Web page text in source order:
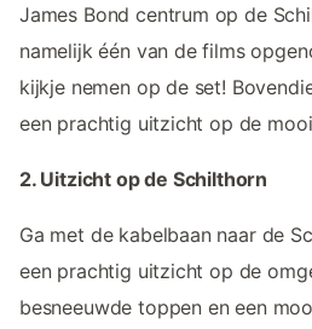
James Bond centrum op de
namelijk één van de films
kijkje nemen op de set!
een prachtig uitzicht op de
2. Uitzicht op de Schilthorn
Ga met de kabelbaan naar de
een prachtig uitzicht op de
besneeuwde toppen en een